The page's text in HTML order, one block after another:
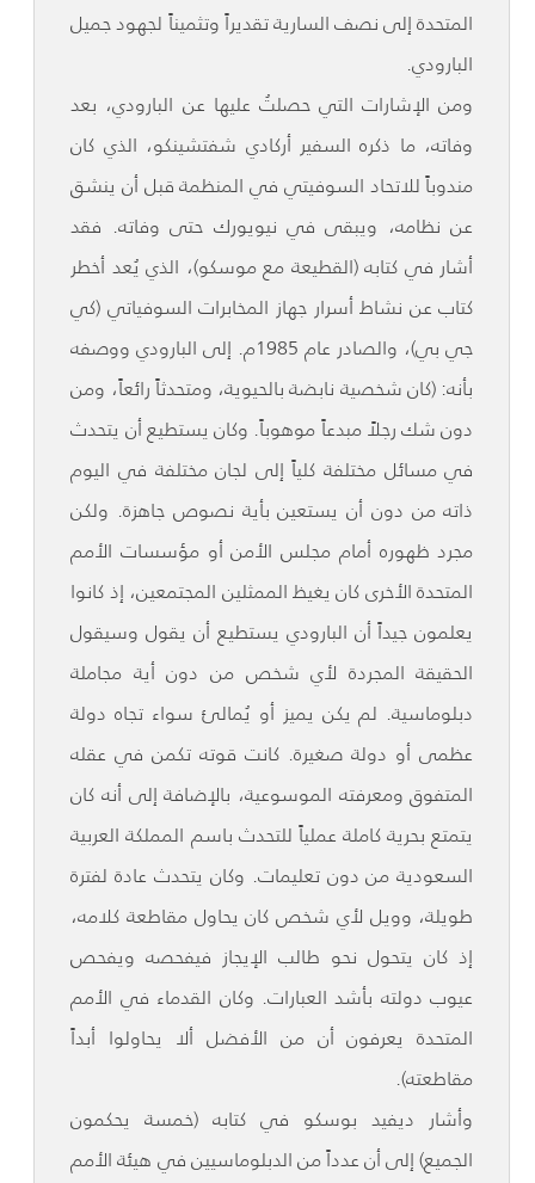
المتحدة إلى نصف السارية تقديراً وتثميناً لجهود جميل
البارودي.
ومن الإشارات التي حصلتُ عليها عن البارودي، بعد
وفاته، ما ذكره السفير أركادي شفتشينكو، الذي كان
مندوباً للاتحاد السوفيتي في المنظمة قبل أن ينشق
عن نظامه، ويبقى في نيويورك حتى وفاته. فقد
أشار في كتابه (القطيعة مع موسكو)، الذي يُعد أخطر
كتاب عن نشاط أسرار جهاز المخابرات السوفياتي (كي
جي بي)، والصادر عام 1985م. إلى البارودي ووصفه
بأنه: (كان شخصية نابضة بالحيوية، ومتحدثاً رائعاً، ومن
دون شك رجلاً مبدعاً موهوباً. وكان يستطيع أن يتحدث
في مسائل مختلفة كلياً إلى لجان مختلفة في اليوم
ذاته من دون أن يستعين بأية نصوص جاهزة. ولكن
مجرد ظهوره أمام مجلس الأمن أو مؤسسات الأمم
المتحدة الأخرى كان يغيظ الممثلين المجتمعين، إذ كانوا
يعلمون جيداً أن البارودي يستطيع أن يقول وسيقول
الحقيقة المجردة لأي شخص من دون أية مجاملة
دبلوماسية. لم يكن يميز أو يُمالئ سواء تجاه دولة
عظمى أو دولة صغيرة. كانت قوته تكمن في عقله
المتفوق ومعرفته الموسوعية، بالإضافة إلى أنه كان
يتمتع بحرية كاملة عملياً للتحدث باسم المملكة العربية
السعودية من دون تعليمات. وكان يتحدث عادة لفترة
طويلة، وويل لأي شخص كان يحاول مقاطعة كلامه،
إذ كان يتحول نحو طالب الإيجاز فيفحصه ويفحص
عيوب دولته بأشد العبارات. وكان القدماء في الأمم
المتحدة يعرفون أن من الأفضل ألا يحاولوا أبداً
مقاطعته).
وأشار ديفيد بوسكو في كتابه (خمسة يحكمون
الجميع) إلى أن عدداً من الدبلوماسيين في هيئة الأمم